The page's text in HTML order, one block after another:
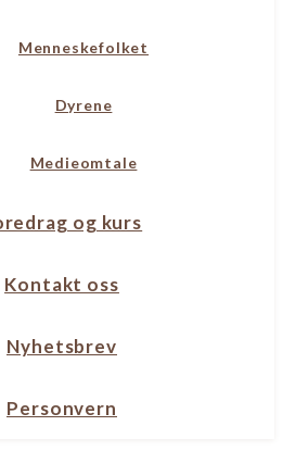
Menneskefolket
Dyrene
Medieomtale
og kurs
Kontakt oss
Nyhetsbrev
Personvern